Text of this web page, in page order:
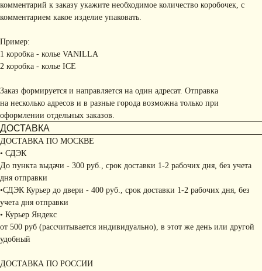
комментарий к заказу укажите необходимое количество коробочек, с
комментарием какое изделие упаковать.
Пример:
1 коробка - колье VANILLA
2 коробка - колье ICE
Заказ формируется и направляется на один адресат. Отправка
на несколько адресов и в разные города возможна только при
оформлении отдельных заказов.
ДОСТАВКА
ДОСТАВКА ПО МОСКВЕ
• СДЭК
До пункта выдачи - 300 руб., срок доставки 1-2 рабочих дня, без учета
дня отправки
•СДЭК Курьер до двери - 400 руб., срок доставки 1-2 рабочих дня, без
учета дня отправки
• Курьер Яндекс
от 500 руб (рассчитывается индивидуально), в этот же день или другой
удобный
ДОСТАВКА ПО РОССИИ